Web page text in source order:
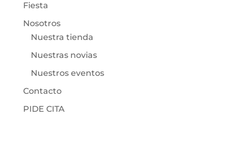
Fiesta
Nosotros
Nuestra tienda
Nuestras novias
Nuestros eventos
Contacto
PIDE CITA